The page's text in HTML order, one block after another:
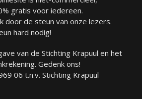
gratis voor iedereen.
door de steun van onze lezers.
hard nodig!
van de Stichting Krapuul en het
Gedenk ons!
06 t.n.v. Stichting Krapuul